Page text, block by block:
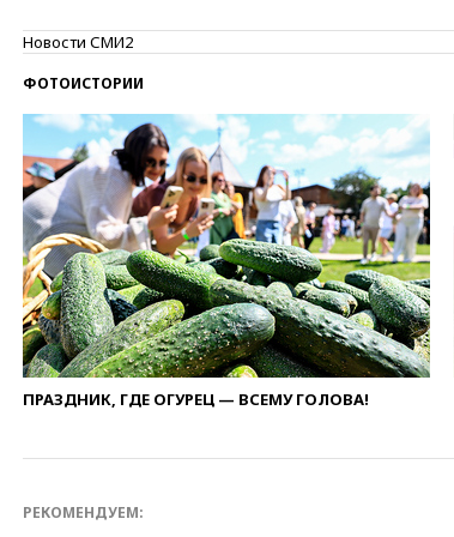
Новости СМИ2
ФОТОИСТОРИИ
ПРАЗДНИК, ГДЕ ОГУРЕЦ — ВСЕМУ ГОЛОВА!
РЕКОМЕНДУЕМ: